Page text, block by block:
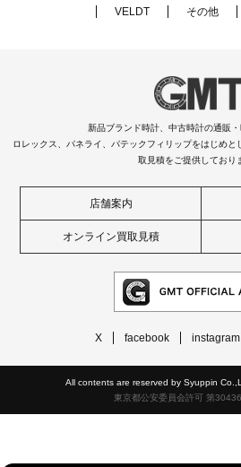
VELDT
その他
新品ブランド時計、中古時計の通販
ロレックス、パネライ、パテックフィリップをはじめ
取見積をご提供しており
店舗案内
オンライン買取見積
X facebook instagram
All contents are reserved by Syuppin
東京都公安委員会許可 第